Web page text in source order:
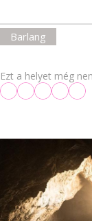
Barlang
Ezt a helyet még